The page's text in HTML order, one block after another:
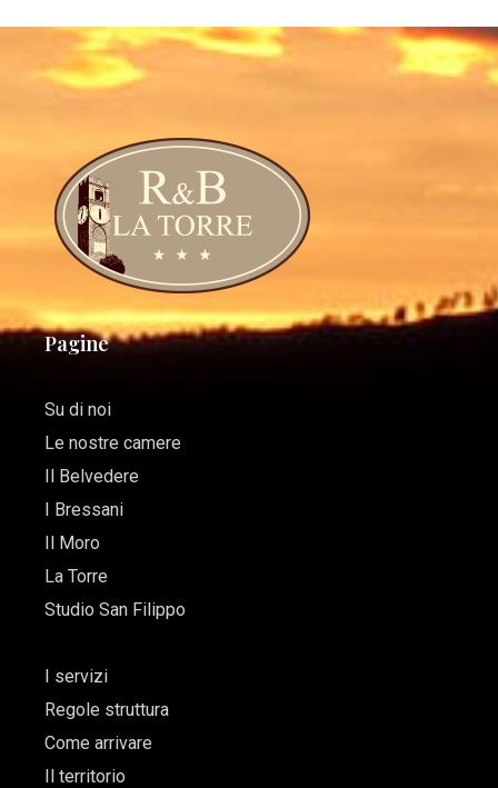
Pagine
Su di noi
Le nostre camere
Il Belvedere
I Bressani
Il Moro
La Torre
Studio San Filippo
I servizi
Regole struttura
Come arrivare
Il territorio